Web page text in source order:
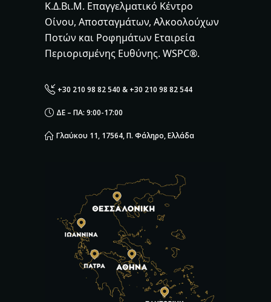
Κ.Δ.Βι.Μ. Επαγγελματικό Κέντρο
Οίνου, Αποσταγμάτων, Αλκοολούχων
Ποτών και Ροφημάτων Εταιρεία
Περιορισμένης Ευθύνης. WSPC®.
+30 210 98 82 540 & +30 210 98 82 544
ΔΕ – ΠΑ: 9:00-17:00
Γλαύκου 11, 17564, Π. Φάληρο, Ελλάδα